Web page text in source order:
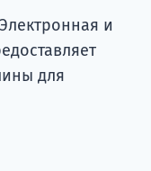
и
для